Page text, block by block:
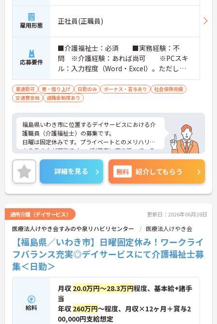
雇用形態 正社員(正職員)
応募要件
■介護福祉士：必須 ■実務経験：不
問 ※介護経験：あれば尚可 ※PCスキ
ル：入力程度（Word・Excel）。ただし、P
Cスキルで不安のある方は、採用後必要に応
じてお教えします。 ■普通自動車運転
免許（AT限定可）：必須
車通勤可 寮・借り上げ 日勤のみ ボーナス・賞与あり
社会保険完備
交通費支給
退職金制度あり
福島県いわき市に位置するデイサービスにおける介
護職員（介護福祉士）の募集です。
日曜は固定休みです。プライベートとのメリハリの
ある働き方が可能です。ご利用者に寄り添って、そ
の方に合わせた介護サービスの提供を行っていただ
ける方を募集しています。
ご興味のある方には、面接対策ポイントなど、さら
に詳細をご案内しますのでお気軽にご相談くださ
い！
詳細を見る 無料 紹介してもらう
通所介護（デイサービス） 更新日：2026年06月28日
医療法人けやき会すみのや泉リハビリセンター 医療法人けやき会
【福島県／いわき市】日曜固定休み！ワークライ
フバランス充実◎デイサービスにて介護福祉士募
集＜日勤＞
給料
月収 20.0万円～28.3万円程度、基本給+諸手
当
年収 260万円～程度、月収×12ヶ月＋賞与2
00,000円支給想定